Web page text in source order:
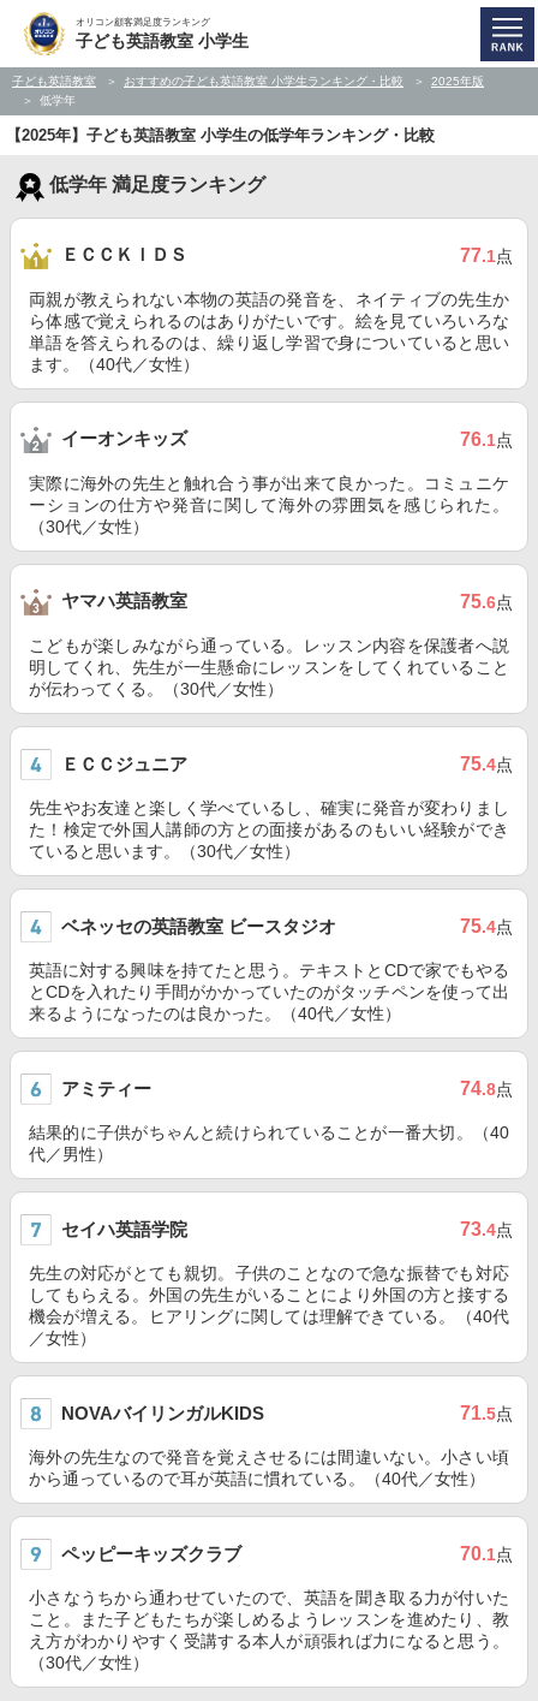
オリコン顧客満足度ランキング
子ども英語教室 小学生
子ども英語教室 おすすめの子ども英語教室 小学生ランキング・比較
2025年版
低学年
【2025年】子ども英語教室 小学生の低学年ランキング・比較
低学年 満足度ランキング
ＥＣＣＫＩＤＳ 77.1点
両親が教えられない本物の英語の発音を、ネイティブの先生か
ら体感で覚えられるのはありがたいです。絵を見ていろいろな
単語を答えられるのは、繰り返し学習で身についていると思い
ます。（40代／女性）
イーオンキッズ 76.1点
実際に海外の先生と触れ合う事が出来て良かった。コミュニケ
ーションの仕方や発音に関して海外の雰囲気を感じられた。
（30代／女性）
ヤマハ英語教室 75.6点
こどもが楽しみながら通っている。レッスン内容を保護者へ説
明してくれ、先生が一生懸命にレッスンをしてくれていること
が伝わってくる。（30代／女性）
ＥＣＣジュニア 75.4点
先生やお友達と楽しく学べているし、確実に発音が変わりまし
た！検定で外国人講師の方との面接があるのもいい経験ができ
ていると思います。（30代／女性）
ベネッセの英語教室 ビースタジオ 75.4点
英語に対する興味を持てたと思う。テキストとCDで家でもやる
とCDを入れたり手間がかかっていたのがタッチペンを使って出
来るようになったのは良かった。（40代／女性）
アミティー 74.8点
結果的に子供がちゃんと続けられていることが一番大切。（40
代／男性）
セイハ英語学院 73.4点
先生の対応がとても親切。子供のことなので急な振替でも対応
してもらえる。外国の先生がいることにより外国の方と接する
機会が増える。ヒアリングに関しては理解できている。（40代
／女性）
NOVAバイリンガルKIDS 71.5点
海外の先生なので発音を覚えさせるには間違いない。小さい頃
から通っているので耳が英語に慣れている。（40代／女性）
ペッピーキッズクラブ 70.1点
小さなうちから通わせていたので、英語を聞き取る力が付いた
こと。また子どもたちが楽しめるようレッスンを進めたり、教
え方がわかりやすく受講する本人が頑張れば力になると思う。
（30代／女性）